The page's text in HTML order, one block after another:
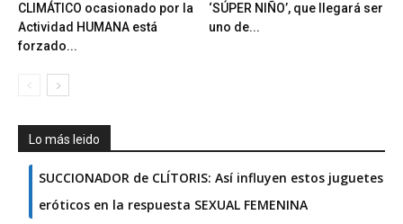
CLIMÁTICO ocasionado por la
Actividad HUMANA está
forzado...
‘SÚPER NIÑO’, que llegará ser
uno de...
Lo más leido
SUCCIONADOR de CLÍTORIS: Así influyen estos juguetes
eróticos en la respuesta SEXUAL FEMENINA